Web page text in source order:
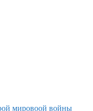
мировоой войны